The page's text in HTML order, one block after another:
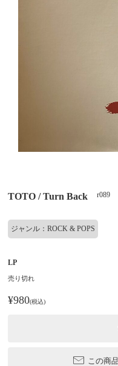
TOTO / Turn Back r089
ジャンル：ROCK & POPS
LP
売り切れ
¥980(税込)
この商